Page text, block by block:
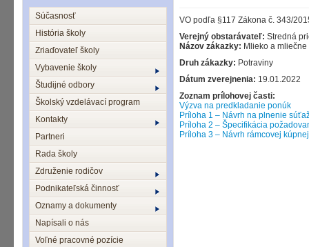
Súčasnosť
História školy
Zriaďovateľ školy
Vybavenie školy
Študijné odbory
Školský vzdelávací program
Kontakty
Partneri
Rada školy
Združenie rodičov
Podnikateľská činnosť
Oznamy a dokumenty
Napísali o nás
Voľné pracovné pozície
VO podľa §117 Zákona č. 343/
Verejný obstarávateľ: Stredná
Názov zákazky: Mlieko a mliečne
Druh zákazky: Potraviny
Dátum zverejnenia: 19.01.2022
Zoznam prílohovej časti:
Výzva na predkladanie ponúk
Príloha 1 – Návrh na plnenie
Príloha 2 – Špecifikácia
Príloha 3 – Návrh rámcovej